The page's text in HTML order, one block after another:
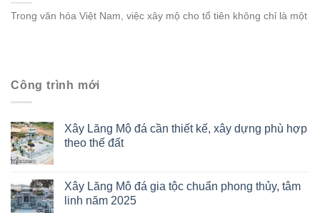
Trong văn hóa Việt Nam, việc xây mộ cho tổ tiên không chỉ là một
Công trình mới
Xây Lăng Mộ đá cần thiết kế, xây dựng phù hợp
theo thế đất
Xây Lăng Mô đá gia tộc chuẩn phong thủy, tâm
linh năm 2025